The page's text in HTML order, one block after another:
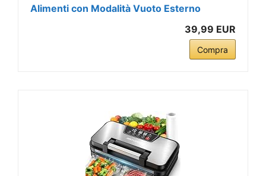
Alimenti con Modalità Vuoto Esterno
39,99 EUR
Compra